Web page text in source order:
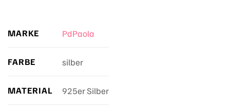
MARKE PdPaola
FARBE silber
MATERIAL 925er Silber